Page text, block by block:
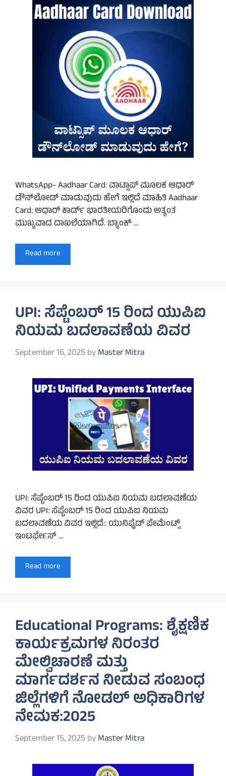
WhatsApp- Aadhaar Card: ವಾಟ್ಸಾಪ್ ಮೂಲಕ ಆಧಾರ್
ಡೌನ್‌ಲೋಡ್ ಮಾಡುವುದು ಹೇಗೆ ಇಲ್ಲಿದೆ ಮಾಹಿತಿ Aadhaar
Card: ಆಧಾರ್ ಕಾರ್ಡ್ ಭಾರತೀಯರಿಗೊಂದು ಅತ್ಯಂತ
ಮುಖ್ಯವಾದ ದಾಖಲೆಯಾಗಿದೆ. ಬ್ಯಾಂಕ್‌ …
Read more
UPI: ಸೆಪ್ಟೆಂಬರ್ 15 ರಿಂದ ಯುಪಿಐ
ನಿಯಮ ಬದಲಾವಣೆಯ ವಿವರ
September 16, 2025 byMaster Mitra
UPI: ಸೆಪ್ಟೆಂಬರ್ 15 ರಿಂದ ಯುಪಿಐ ನಿಯಮ ಬದಲಾವಣೆಯ
ವಿವರ UPI: ಸೆಪ್ಟೆಂಬರ್ 15 ರಿಂದ ಯುಪಿಐ ನಿಯಮ
ಬದಲಾವಣೆಯ ವಿವರ ಇಲ್ಲಿದೆ:: ಯುನಿಫೈಡ್ ಪೇಮೆಂಟ್ಸ್
ಇಂಟರ್ಫೇಸ್ …
Read more
Educational Programs: ಶೈಕ್ಷಣಿಕ
ಕಾರ್ಯಕ್ರಮಗಳ ನಿರಂತರ
ಮೇಲ್ವಿಚಾರಣೆ ಮತ್ತು
ಮಾರ್ಗದರ್ಶನ ನೀಡುವ ಸಂಬಂಧ
ಜಿಲ್ಲೆಗಳಿಗೆ ನೋಡಲ್ ಅಧಿಕಾರಿಗಳ
ನೇಮಕ:2025
September 15, 2025 byMaster Mitra